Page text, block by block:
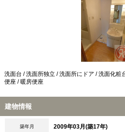
洗面台 / 洗面所独立 / 洗面所にドア / 洗面化粧
便座 / 暖房便座
建物情報
築年月 2009年03月(築17年)